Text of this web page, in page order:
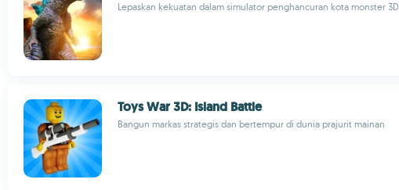
Lepaskan kekuatan dalam simulator penghancuran kota monster 3D
Toys War 3D: Island Battle
Bangun markas strategis dan bertempur di dunia prajurit mainan